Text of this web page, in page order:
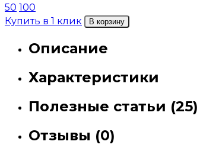
50 100
Купить в 1 клик
В корзину
Описание
Характеристики
Полезные статьи (25)
Отзывы (0)